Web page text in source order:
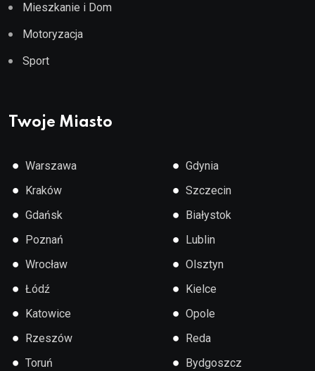
Mieszkanie i Dom
Motoryzacja
Sport
Twoje Miasto
● Warszawa
● Kraków
● Gdańsk
● Poznań
● Wrocław
● Łódź
● Katowice
● Rzeszów
● Toruń
● Gdynia
● Szczecin
● Białystok
● Lublin
● Olsztyn
● Kielce
● Opole
● Reda
● Bydgoszcz